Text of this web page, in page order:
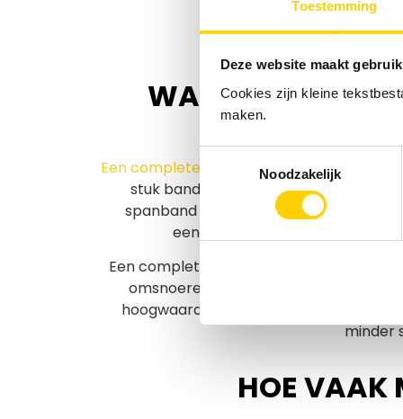
Toestemming
Deze website maakt
Cookies zijn kleine
maken.
Noodzakelijk
WAT IS HET
Een complete spanbandwordt ook wel
stuk band met aan het ene uiteinde
spanband met aan één zijde de
eendelige spanband genoemd
Een complete spanband is ideaal voor
omsnoeren of neerbinden van lichte
hoogwaardig 100% polyester. Een
minder
HOE VAAK